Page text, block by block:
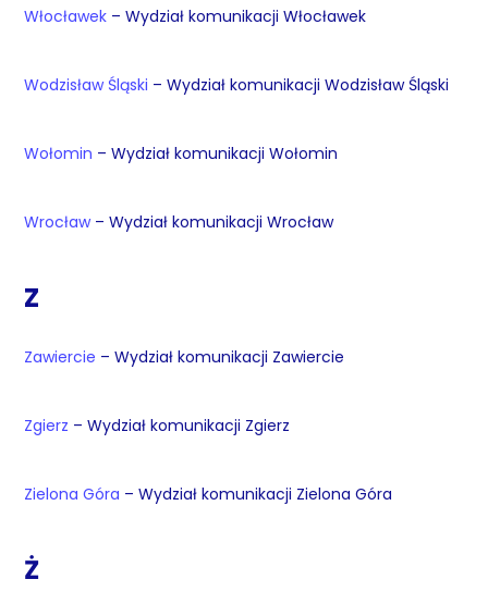
Włocławek – Wydział komunikacji Włocławek
Wodzisław Śląski – Wydział komunikacji Wodzisław Śląski
Wołomin – Wydział komunikacji Wołomin
Wrocław– Wydział komunikacji Wrocław
Z
Zawiercie – Wydział komunikacji Zawiercie
Zgierz – Wydział komunikacji Zgierz
Zielona Góra – Wydział komunikacji Zielona Góra
Ż